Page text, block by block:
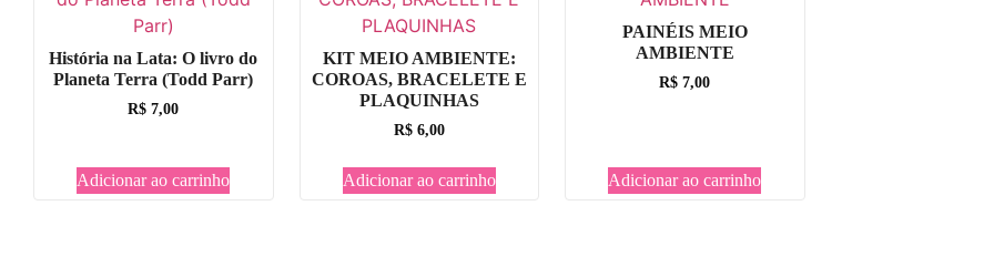
História na Lata: O livro do
Planeta Terra (Todd Parr)
R$ 7,00
Adicionar ao carrinho
KIT MEIO AMBIENTE:
COROAS, BRACELETE E
PLAQUINHAS
R$6,00
Adicionar ao carrinho
PAINÉIS MEIO
AMBIENTE
R$ 7,00
Adicionar ao carrinho